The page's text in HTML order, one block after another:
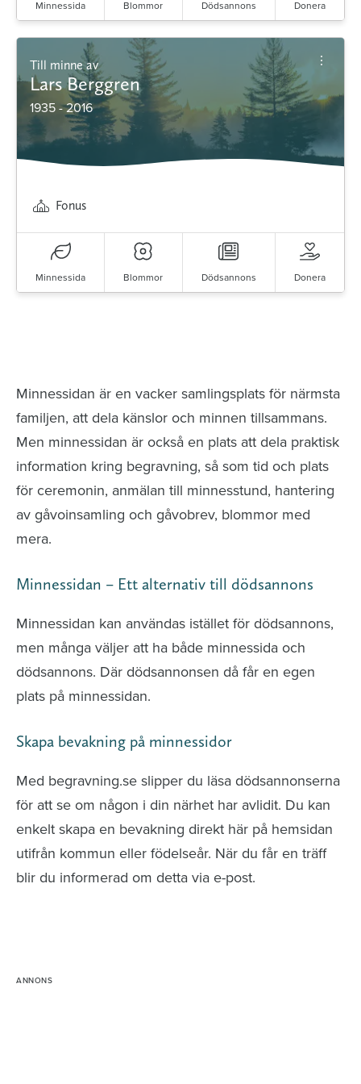
Minnessida Blommor Dödsannons Donera
Till minne av
Lars Berggren
1935 - 2016
Fonus
Minnessida Blommor Dödsannons Donera
Minnessidan är en vacker samlingsplats för närmsta
familjen, att dela känslor och minnen tillsammans.
Men minnessidan är också en plats att dela praktisk
information kring begravning, så som tid och plats
för ceremonin, anmälan till minnesstund, hantering
av gåvoinsamling och gåvobrev, blommor med
mera.
Minnessidan – Ett alternativ till dödsannons
Minnessidan kan användas istället för dödsannons,
men många väljer att ha både minnessida och
dödsannons. Där dödsannonsen då får en egen
plats på minnessidan.
Skapa bevakning på minnessidor
Med begravning.se slipper du läsa dödsannonserna
för att se om någon i din närhet har avlidit. Du kan
enkelt skapa en bevakning direkt här på hemsidan
utifrån kommun eller födelseår. När du får en träff
blir du informerad om detta via e-post.